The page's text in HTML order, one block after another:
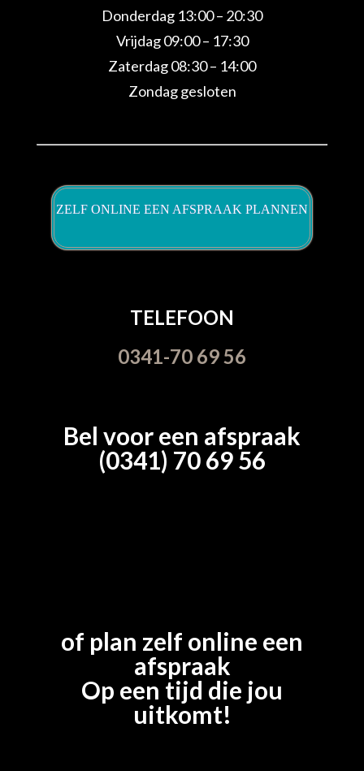
Donderdag 13:00 – 20:30
Vrijdag 09:00 – 17:30
Zaterdag 08:30 – 14:00
Zondag gesloten
ZELF ONLINE EEN AFSPRAAK PLANNEN
TELEFOON
0341-70 69 56
Bel voor een afspraak
(0341) 70 69 56
of plan zelf online een
afspraak
Op een tijd die jou
uitkomt!